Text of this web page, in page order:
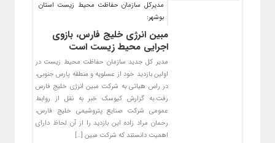
مدیرکل سازمان حفاظت محیط زیست استان
بوشهر:
مبین انرژی خلیج فارس، بازوی
اجرایی محیط زیست است
مدیر کل جدید سازمان حفاظت محیط زیست در
اولین بازدید خود از عسلویه و منطقه پارس جنوبی،
در راس هیاتی به شرکت مبین انرژی خلیج فارس
رفت.به گزارش کیوسک خبر به نقل از روابط
عمومی شرکت صنایع پتروشیمی خلیج فارس،
رحمان مراد زاده این بازدید را از آن لحاظ دارای
اهمیت دانستند که شرکت مبین […]